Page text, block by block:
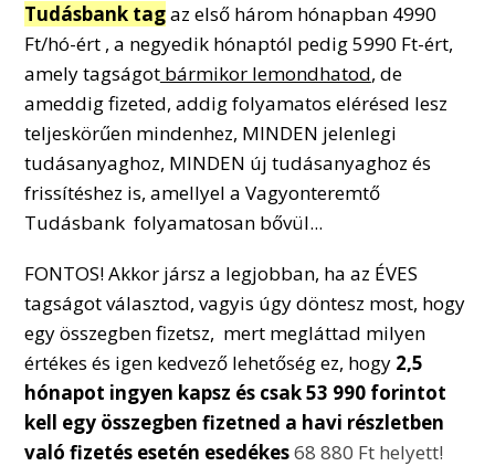
Tudásbank tagaz első három hónapban 4990
Ft/hó-ért , a negyedik hónaptól pedig 5990 Ft-ért,
amely tagságotbármikor lemondhatod, de
ameddig fizeted, addig folyamatos elérésed lesz
teljeskörűen mindenhez, MINDEN jelenlegi
tudásanyaghoz, MINDEN új tudásanyaghoz és
frissítéshez is, amellyel a Vagyonteremtő
Tudásbank folyamatosan bővül...
FONTOS! Akkor jársz a legjobban, ha az ÉVES
tagságot választod, vagyis úgy döntesz most, hogy
egy összegben fizetsz, mert megláttad milyen
értékes és igen kedvező lehetőség ez, hogy 2,5
hónapot ingyen kapsz és csak53 990 forintot
kell egy összegben fizetned a havi részletben
való fizetés esetén esedékes68 880 Ft helyett!